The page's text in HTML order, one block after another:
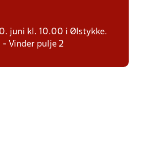
juni kl. 10.00 i Ølstykke.
- Vinder pulje 2